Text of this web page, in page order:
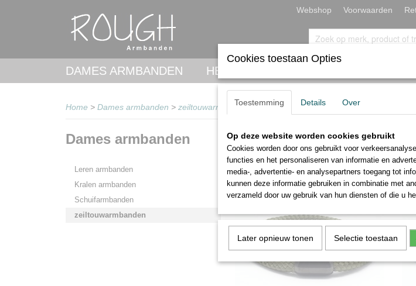
Webshop Voorwaarden
DAMES ARMBANDEN HEREN ARMBANDEN
Home > Dames armbanden > zeiltouwarmbanden
Dames armbanden
Leren armbanden
Kralen armbanden
Schuifarmbanden
zeiltouwarmbanden
Sorteer op:
Cookies toestaan Opties
Toestemming Details Over
Op deze website worden cookies gebruikt
Cookies worden door ons gebruikt voor
functies en het personaliseren van informatie en
media-, advertentie- en analysepartners toegang tot
kunnen deze informatie gebruiken in combinatie met
verzameld door uw gebruik van hun diensten of die u
Later opnieuw tonen Selectie toestaan